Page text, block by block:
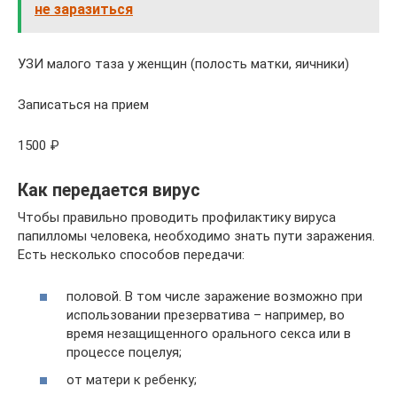
не заразиться
УЗИ малого таза у женщин (полость матки, яичники)
Записаться на прием
1500 ₽
Как передается вирус
Чтобы правильно проводить профилактику вируса
папилломы человека, необходимо знать пути заражения.
Есть несколько способов передачи:
половой. В том числе заражение возможно при
использовании презерватива – например, во
время незащищенного орального секса или в
процессе поцелуя;
от матери к ребенку;